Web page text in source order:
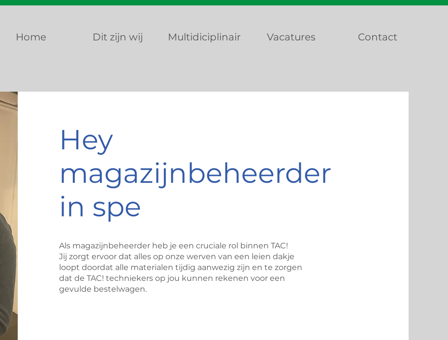
Home Dit zijn wij Multidiciplinair Vacatures Contact
Hey
magazijnbeheerder
in spe
Als magazijnbeheerder heb je een cruciale rol binnen TAC!
Jij zorgt ervoor dat alles op onze werven van een leien dakje
loopt doordat alle materialen tijdig aanwezig zijn en te zorgen
dat de TAC! techniekers op jou kunnen rekenen voor een
gevulde bestelwagen.